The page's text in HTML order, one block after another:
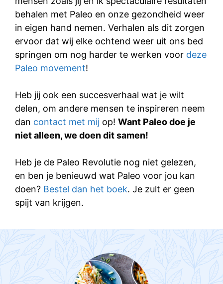
behalen met Paleo en onze gezondheid weer
in eigen hand nemen. Verhalen als dit zorgen
ervoor dat wij elke ochtend weer uit ons bed
springen om nog harder te werken voor deze
Paleo movement!
Heb jij ook een succesverhaal wat je wilt
delen, om andere mensen te inspireren neem
dan contact met mij op! Want Paleo doe je
niet alleen, we doen dit samen!
Heb je de Paleo Revolutie nog niet gelezen,
en ben je benieuwd wat Paleo voor jou kan
doen? Bestel dan het boek. Je zult er geen
spijt van krijgen.